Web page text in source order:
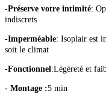
-Préserve votre intimité:
indiscrets
-Imperméable: Isoplair est
soit le climat
-Fonctionnel :Légèreté et
- Montage :5 min